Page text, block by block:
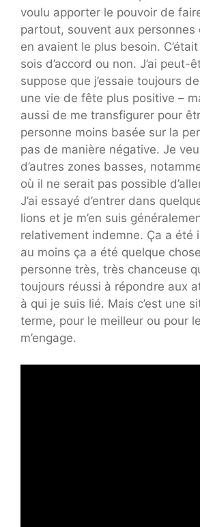
voulu apporter le pouvoir de
partout, souvent aux personnes
en avaient le plus besoin.
sois d’accord ou non. J’ai peut-
suppose que j’essaie toujours
une vie de fête plus positive –
aussi de me transfigurer pour
personne moins basée sur la
pas de manière négative. Je
d’autres zones basses,
où il ne serait pas possible
J’ai essayé d’entrer dans
lions et je m’en suis
relativement indemne. Ça a été
au moins ça a été quelque
personne très, très chanceuse
toujours réussi à répondre aux
à qui je suis lié. Mais c’est une
terme, pour le meilleur ou pour
m’engage.